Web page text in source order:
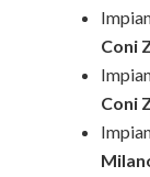
Coni
Coni